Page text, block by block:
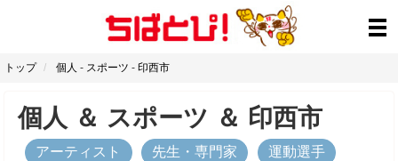
トップ 個人 - スポーツ - 印西市
個人 ＆ スポーツ ＆ 印西市
アーティスト 先生・専門家 運動選手